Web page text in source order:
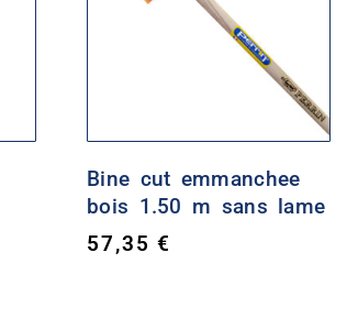
Bine cut emmanchee
bois 1.50 m sans lame
57,35€